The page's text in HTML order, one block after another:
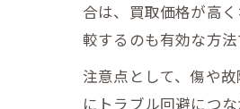
合は、買取価格が高
較するのも有効な方法
注意点として、傷や
にトラブル回避につ